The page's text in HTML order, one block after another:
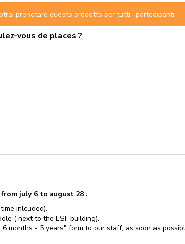
prenotare questo prodotto per tutti i partecipanti
vous de places ?
july 6 to august 28 :
inlcuded).
( next to the ESF building).
months - 5 years" form to our staff, as soon as